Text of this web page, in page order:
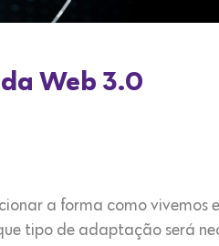
Web 3.0
a forma como vivemos
tipo de adaptação será